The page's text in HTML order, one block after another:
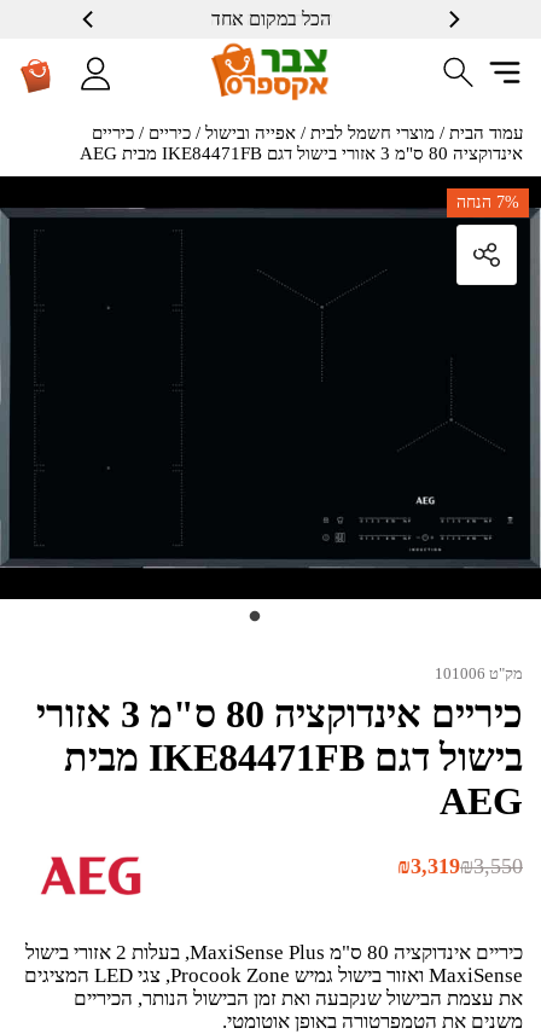
הכל במקום אחד
שרות ברמה גבוה
עמוד הבית / מוצרי חשמל לבית / אפייה ובישול / כיריים / כיריים
אינדוקציה 80 ס"מ 3 אזורי בישול דגם IKE84471FB מבית AEG
7% הנחה
מק"ט 101006
כיריים אינדוקציה 80 ס"מ 3 אזורי
בישול דגם IKE84471FB מבית
AEG
₪3,550
המחיר
₪3,319 המחיר
כיריים אינדוקציה 80 ס"מ MaxiSense Plus, בעלות 2 אזורי בישול
MaxiSense ואזור בישול גמיש Procook Zone, צגי LED המציגים
את עצמת הבישול שנקבעה ואת זמן הבישול הנותר, הכיריים
משנים את הטמפרטורה באופן אוטומטי.